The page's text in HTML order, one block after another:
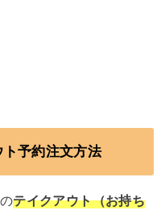
ト予約注文方法
テイクアウト（お持ち